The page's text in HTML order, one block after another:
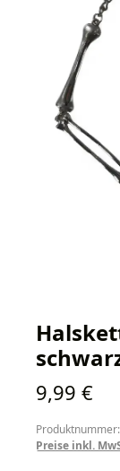
Regulärer
9,99 €
Preise inkl.